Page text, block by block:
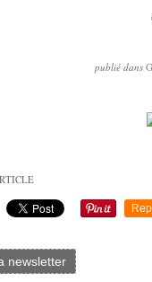
publié dans
newsletter